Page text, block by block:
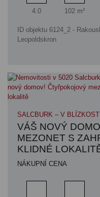
Pokoj
4.0
Obytný
102 m²
ID objektu 6124_2 -
Leopoldskron
SALCBURK – V
VÁŠ NOVÝ
MEZONET S
KLIDNÉ
NÁKUPNÍ CENA